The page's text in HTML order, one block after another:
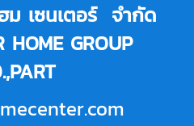
ม เซนเตอร์ จำกัด
HOME GROUP